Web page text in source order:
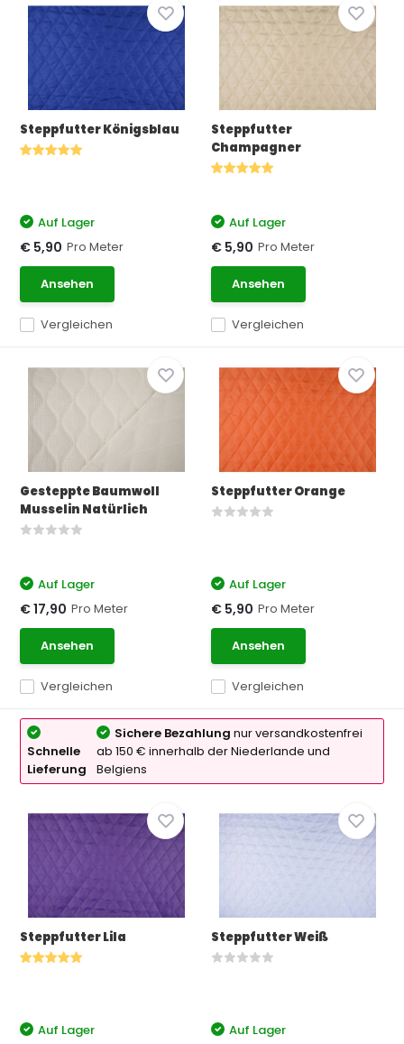
Steppfutter Königsblau
Vergleichen
Auf Lager
€ 5,90 Pro Meter
Ansehen
Steppfutter
Champagner
Vergleichen
Auf Lager
€ 5,90 Pro Meter
Ansehen
Gesteppte Baumwoll
Musselin Natürlich
Vergleichen
Auf Lager
€ 17,90 Pro Meter
Ansehen
Steppfutter Orange
Vergleichen
Auf Lager
€ 5,90 Pro Meter
Ansehen
Schnelle
Lieferung
Sichere Bezahlung nur versandkostenfrei
ab 150 € innerhalb der Niederlande und
Belgiens
Steppfutter Lila
Auf Lager
Steppfutter Weiß
Auf Lager